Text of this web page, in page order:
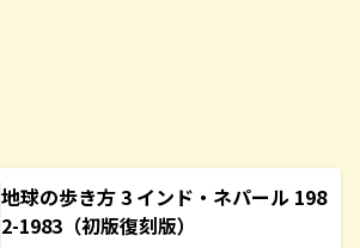
地球の歩き方 3 インド・ネパール 198
2-1983（初版復刻版）